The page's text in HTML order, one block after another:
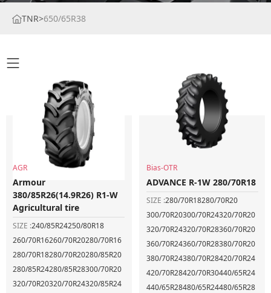
TNR>650/65R38
AGR
Armour
380/85R26(14.9R26) R1-W
Agricultural tire
SIZE :240/85R24250/80R18
260/70R16260/70R20280/70R16
280/70R18280/70R20280/85R20
280/85R24280/85R28300/70R20
320/70R20320/70R24320/85R24
Bias-OTR
ADVANCE R-1W 280/70R18
SIZE :280/70R18280/70R20
300/70R20300/70R24320/70R20
320/70R24320/70R28360/70R20
360/70R24360/70R28380/70R20
380/70R24380/70R28420/70R24
420/70R28420/70R30440/65R24
440/65R28480/65R24480/65R28